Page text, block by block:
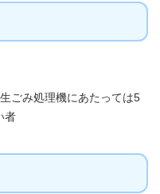
ごみ処理機にあたっては5
者